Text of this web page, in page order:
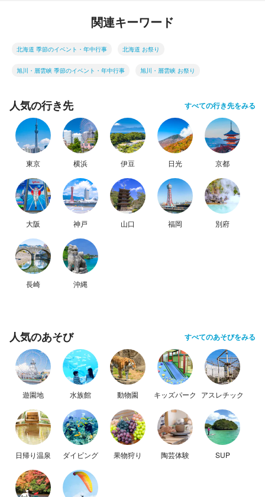
関連キーワード
北海道 季節のイベント・年中行事 北海道 お祭り
旭川・層雲峡 季節のイベント・年中行事 旭川・層雲峡 お祭り
人気の行き先 すべての行き先をみる
東京 横浜 伊豆 日光 京都
大阪 神戸 山口 福岡 別府
長崎 沖縄
人気のあそび すべてのあそびをみる
遊園地 水族館 動物園 キッズパーク アスレチック
日帰り温泉 ダイビング 果物狩り 陶芸体験 SUP